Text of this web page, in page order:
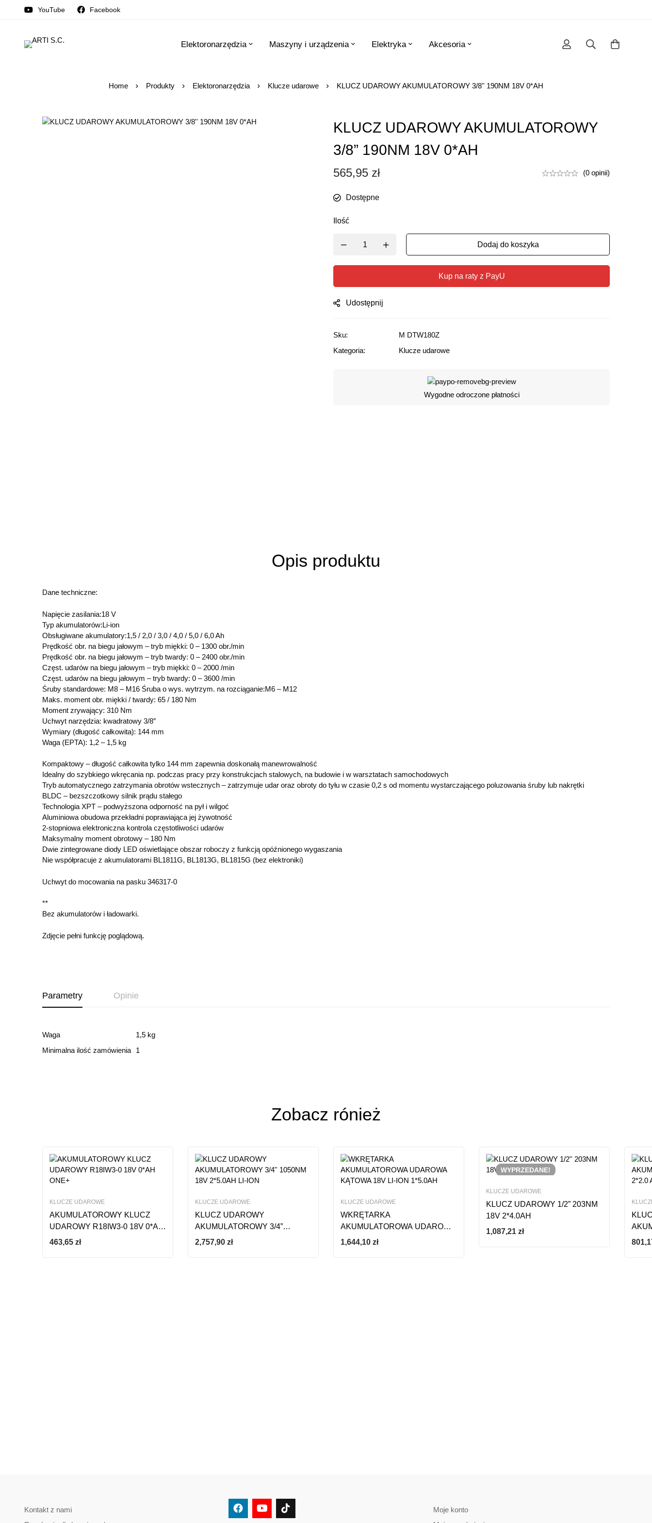
YouTube Facebook
Elektoronarzędzia Maszyny i urządzenia Elektryka Akcesoria
Home Produkty Elektoronarzędzia Klucze udarowe KLUCZ UDAROWY AKUMULATOROWY 3/8'' 190NM 18V 0*AH
KLUCZ UDAROWY AKUMULATOROWY
3/8” 190NM 18V 0*AH
565,95 zł (0 opinii)
Dostępne
Ilość
Dodaj do koszyka
Kup na raty z PayU
Udostępnij
Sku:
M DTW180Z
Kategoria:
Klucze udarowe
Wygodne odroczone płatności
Opis produktu
Dane techniczne:
Napięcie zasilania:18 V
Typ akumulatorów:Li-ion
Obsługiwane akumulatory:1,5 / 2,0 / 3,0 / 4,0 / 5,0 / 6,0 Ah
Prędkość obr. na biegu jałowym – tryb miękki: 0 – 1300 obr./min
Prędkość obr. na biegu jałowym – tryb twardy: 0 – 2400 obr./min
Częst. udarów na biegu jałowym – tryb miękki: 0 – 2000 /min
Częst. udarów na biegu jałowym – tryb twardy: 0 – 3600 /min
Śruby standardowe: M8 – M16 Śruba o wys. wytrzym. na rozciąganie:M6 – M12
Maks. moment obr. miękki / twardy: 65 / 180 Nm
Moment zrywający: 310 Nm
Uchwyt narzędzia: kwadratowy 3/8″
Wymiary (długość całkowita): 144 mm
Waga (EPTA): 1,2 – 1,5 kg
Kompaktowy – długość całkowita tylko 144 mm zapewnia doskonałą manewrowalność
Idealny do szybkiego wkręcania np. podczas pracy przy konstrukcjach stalowych, na budowie i w warsztatach samochodowych
Tryb automatycznego zatrzymania obrotów wstecznych – zatrzymuje udar oraz obroty do tyłu w czasie 0,2 s od momentu wystarczającego poluzowania śruby lub nakrętki
BLDC – bezszczotkowy silnik prądu stałego
Technologia XPT – podwyższona odporność na pył i wilgoć
Aluminiowa obudowa przekładni poprawiająca jej żywotność
2-stopniowa elektroniczna kontrola częstotliwości udarów
Maksymalny moment obrotowy – 180 Nm
Dwie zintegrowane diody LED oświetlające obszar roboczy z funkcją opóźnionego wygaszania
Nie współpracuje z akumulatorami BL1811G, BL1813G, BL1815G (bez elektroniki)
Uchwyt do mocowania na pasku 346317-0
**
Bez akumulatorów i ładowarki.
Zdjęcie pełni funkcję poglądową.
Parametry Opinie
Waga
1,5 kg
Minimalna ilość zamówienia
1
Ocena i recenzja
Zobacz rónież
KLUCZE UDAROWE
AKUMULATOROWY KLUCZ
UDAROWY R18IW3-0 18V 0*AH
ONE+
463,65 zł
KLUCZE UDAROWE
KLUCZ UDAROWY
AKUMULATOROWY 3/4”
1050NM 18V 2*5.0AH LI-ION
2,757,90 zł
KLUCZE UDAROWE
WKRĘTARKA
AKUMULATOROWA UDAROWA
KĄTOWA 18V LI-ION 1*5.0AH
1,644,10 zł
WYPRZEDANE!
KLUCZE UDAROWE
KLUCZ UDAROWY 1/2” 203NM
18V 2*4.0AH
1,087,21 zł
2*2.0
Kontakt z nami
Moje konto